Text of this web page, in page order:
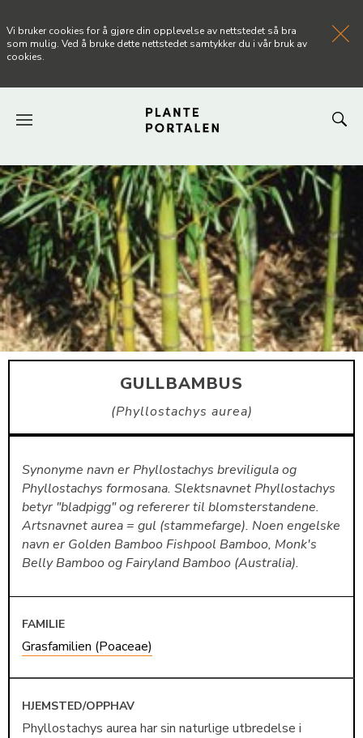
FORSIDEN
NYHETER
ARTIKLER
OM PLANTEPORTALEN
KONTAKT
Vi bruker cookies for å gjøre din opplevelse av nettstedet så bra
som mulig. Ved å bruke dette nettstedet samtykker du i vår bruk av
cookies.
GULLBAMBUS
Phyllostachys aurea
Synonyme navn er Phyllostachys breviligula og
Phyllostachys formosana. Slektsnavnet Phyllostachys
betyr "bladpigg" og refererer til blomsterstandene.
Artsnavnet aurea = gul (stammefarge). Noen engelske
navn er Golden Bamboo Fishpool Bamboo, Monk's
Belly Bamboo og Fairyland Bamboo (Australia).
FAMILIE
Grasfamilien (Poaceae)
HJEMSTED/OPPHAV
Phyllostachys aurea har sin naturlige utbredelse i